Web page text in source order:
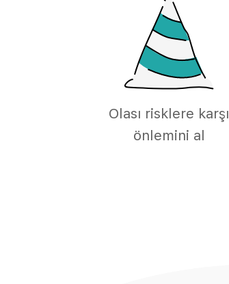
Olası risklere karşı
önlemini al